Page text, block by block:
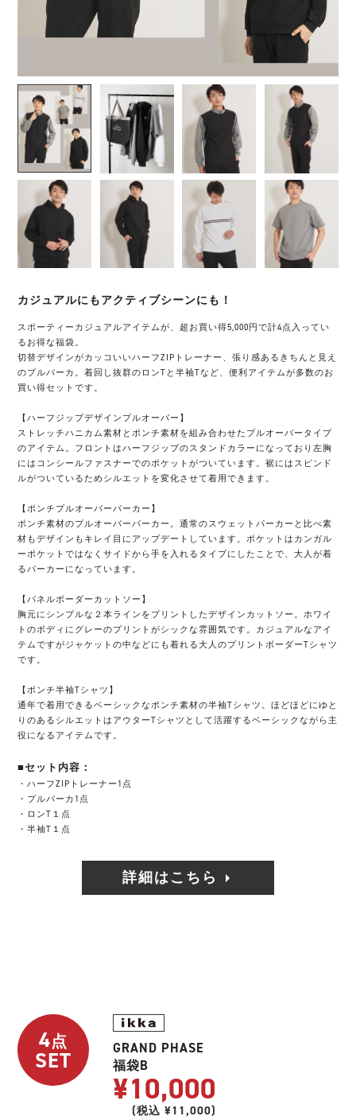
カジュアルにもアクティブシーンにも！
スポーティーカジュアルアイテムが、超お買い得5,000円で計4点入ってい
るお得な福袋。
切替デザインがカッコいいハーフZIPトレーナー、張り感あるきちんと見え
のプルパーカ。着回し抜群のロンTと半袖Tなど、便利アイテムが多数のお
買い得セットです。
【ハーフジップデザインプルオーバー】
ストレッチハニカム素材とポンチ素材を組み合わせたプルオーバータイプ
のアイテム。フロントはハーフジップのスタンドカラーになっており左胸
にはコンシールファスナーでのポケットがついています。裾にはスピンド
ルがついているためシルエットを変化させて着用できます。
【ポンチプルオーバーパーカー】
ポンチ素材のプルオーバーパーカー。通常のスウェットパーカーと比べ素
材もデザインもキレイ目にアップデートしています。ポケットはカンガル
ーポケットではなくサイドから手を入れるタイプにしたことで、大人が着
るパーカーになっています。
【パネルボーダーカットソー】
胸元にシンプルな２本ラインをプリントしたデザインカットソー。ホワイ
トのボディにグレーのプリントがシックな雰囲気です。カジュアルなアイ
テムですがジャケットの中などにも着れる大人のプリントボーダーTシャツ
です。
【ポンチ半袖Tシャツ】
通年で着用できるベーシックなポンチ素材の半袖Tシャツ。ほどほどにゆと
りのあるシルエットはアウターTシャツとして活躍するベーシックながら主
役になるアイテムです。
■セット内容：
・ハーフZIPトレーナー1点
・プルパーカ1点
・ロンT１点
・半袖T１点
詳細はこちら
4点
SET
GRAND PHASE
福袋B
¥10,000
(税込 ¥11,000)